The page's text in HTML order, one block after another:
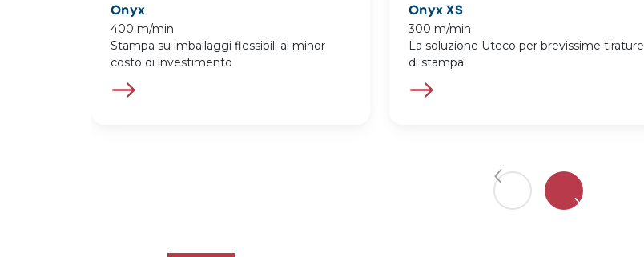
Onyx
400 m/min
Stampa su imballaggi flessibili al minor
costo di investimento
Onyx XS
300 m/min
La soluzione Uteco per brevissime tirature
di stampa